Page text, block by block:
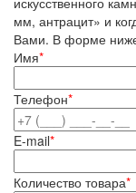
мм, антрацит» и
Вами. В форме
Имя*
Телефон*
E-mail*
Количество товара*